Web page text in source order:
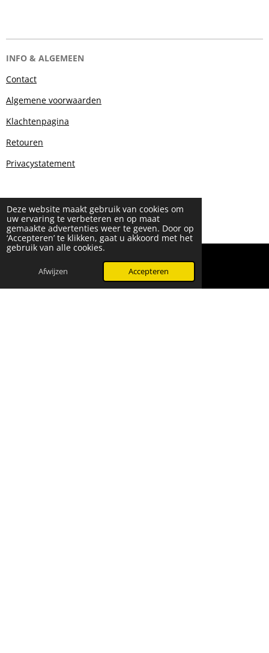
Deze website maakt gebruik van cookies om
uw ervaring te verbeteren en op maat
gemaakte advertenties weer te geven. Door op
‘Accepteren’ te klikken, gaat u akkoord met het
gebruik van alle cookies.
Afwijzen Accepteren
INFO & ALGEMEEN
Contact
Algemene voorwaarden
Klachtenpagina
Retouren
Privacystatement
© 2024 - 2026 Beauty & More by Robyn
WhatsApp